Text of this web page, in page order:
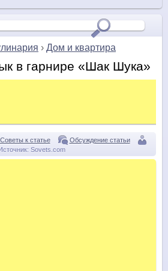
› Дом и квартира
в гарнире «Шак Шука»
Советы к статье
Обсуждение статьи
Sovets.com